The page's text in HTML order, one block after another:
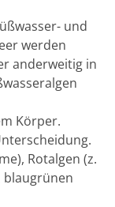
und
werden
anderweitig in
Körper.
Rotalgen (z.
blaugrünen